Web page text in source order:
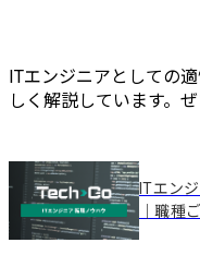
ITエンジニアとしての
しく解説しています。
ITエン
｜職種